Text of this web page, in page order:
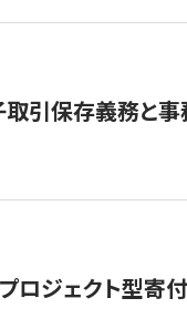
引保存義務と
プロジェクト型